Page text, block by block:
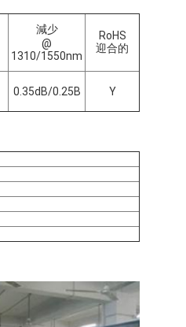
減少
@
1310/1550nm
RoHS
迎合的
0.35dB/0.25B Y